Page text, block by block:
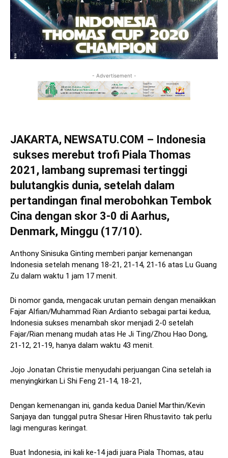
- Advertisement -
JAKARTA, NEWSATU.COM – Indonesia
sukses merebut trofi Piala Thomas
2021, lambang supremasi tertinggi
bulutangkis dunia, setelah dalam
pertandingan final merobohkan Tembok
Cina dengan skor 3-0 di Aarhus,
Denmark, Minggu (17/10).
Anthony Sinisuka Ginting memberi panjar kemenangan
Indonesia setelah menang 18-21, 21-14, 21-16 atas Lu Guang
Zu dalam waktu 1 jam 17 menit.
Di nomor ganda, mengacak urutan pemain dengan menaikkan
Fajar Alfian/Muhammad Rian Ardianto sebagai partai kedua,
Indonesia sukses menambah skor menjadi 2-0 setelah
Fajar/Rian menang mudah atas He Ji Ting/Zhou Hao Dong,
21-12, 21-19, hanya dalam waktu 43 menit.
Jojo Jonatan Christie menyudahi perjuangan Cina setelah ia
menyingkirkan Li Shi Feng 21-14, 18-21,
Dengan kemenangan ini, ganda kedua Daniel Marthin/Kevin
Sanjaya dan tunggal putra Shesar Hiren Rhustavito tak perlu
lagi menguras keringat.
Buat Indonesia, ini kali ke-14 jadi juara Piala Thomas, atau